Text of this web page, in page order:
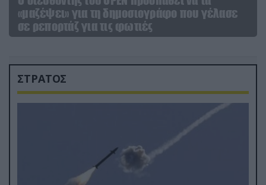
«μαζέψει» για τη δημοσιογράφο που γέλασε
σε ρεπορτάζ για τις φωτιές
ΣΤΡΑΤΟΣ